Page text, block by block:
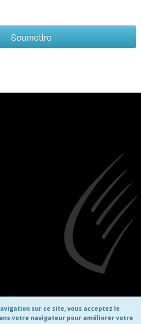
Soumettre
sur:
sur ce site, vous acceptez le
votre navigateur pour améliorer votre